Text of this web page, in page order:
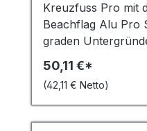
Kreuzfuss Pro mit
Beachflag Alu Pro
graden
(Zubehör) mit dem
beschwert werden.
50,11 €*
(42,11 € Netto)